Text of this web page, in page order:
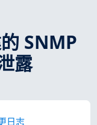
SNMP
露
日志